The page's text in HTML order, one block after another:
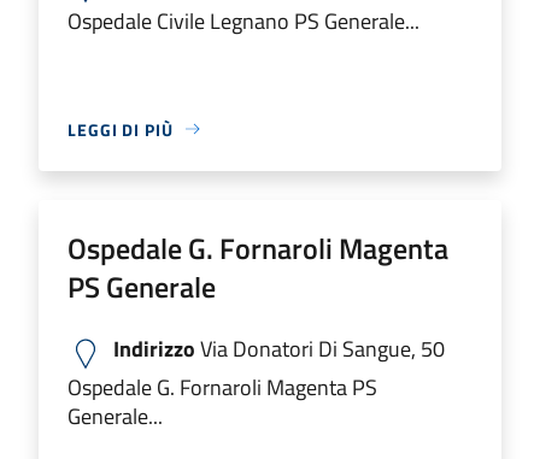
Ospedale Civile Legnano PS Generale...
LEGGI DI PIÙ
Ospedale G. Fornaroli Magenta
PS Generale
IndirizzoVia Donatori Di Sangue, 50
Ospedale G. Fornaroli Magenta PS
Generale...